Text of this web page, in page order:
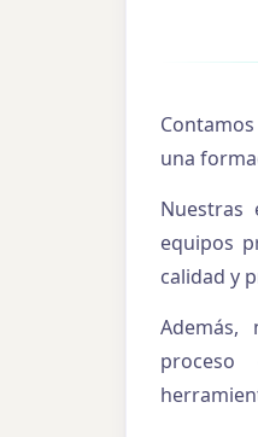
una
Nuestras
equipos
calidad y
Además,